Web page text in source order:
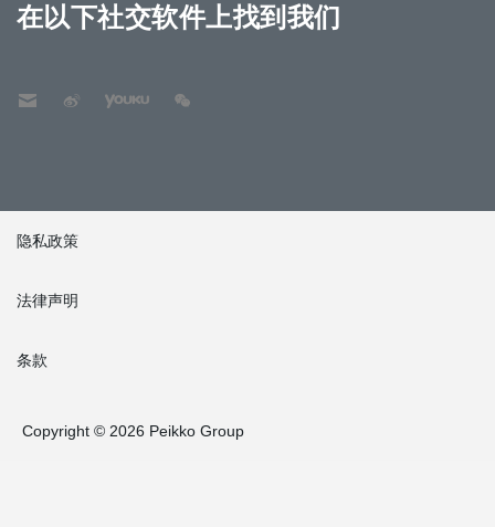
在以下社交软件上找到我们
隐私政策
法律声明
条款
Copyright © 2026 Peikko Group